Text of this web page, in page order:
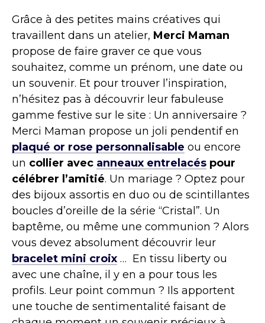
Grâce à des petites mains créatives qui
travaillent dans un atelier, Merci Maman
propose de faire graver ce que vous
souhaitez, comme un prénom, une date ou
un souvenir. Et pour trouver l’inspiration,
n’hésitez pas à découvrir leur fabuleuse
gamme festive sur le site : Un anniversaire ?
Merci Maman propose un joli pendentif en
plaqué or rose personnalisable ou encore
un collier avec anneaux entrelacés pour
célébrer l’amitié. Un mariage ? Optez pour
des bijoux assortis en duo ou de scintillantes
boucles d’oreille de la série “Cristal”. Un
baptême, ou même une communion ? Alors
vous devez absolument découvrir leur
bracelet mini croix … En tissu liberty ou
avec une chaîne, il y en a pour tous les
profils. Leur point commun ? Ils apportent
une touche de sentimentalité faisant de